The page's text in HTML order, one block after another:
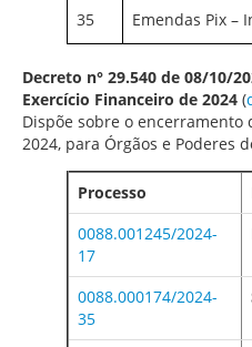
35 Emendas Pix –
Decreto n° 29.540 de 08/10/
Exercício Financeiro de 2024 (
Dispõe sobre o encerramento
2024, para Órgãos e Poderes
Processo
0088.001245/2024-
17
0088.000174/2024-
35